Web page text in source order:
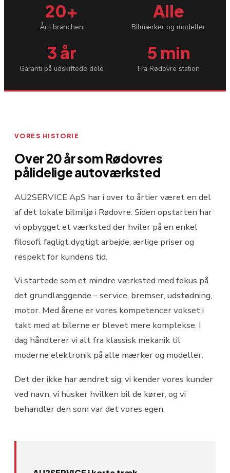
20+
År i branchen
Alle
Bilmærker og modeller
3 år
Garanti på udskiftede dele
5 min
Fra Rødovre station
VORES HISTORIE
Over 20 år som Rødovres
pålidelige autoværksted
AU2SERVICE ApS har i over to årtier været en del
af det lokale bilmiljø i Rødovre. Siden opstarten har
vi opbygget et værksted der hviler på en enkel
filosofi: fagligt dygtigt arbejde, ærlige priser og
respekt for kundens tid.
Vi startede som et mindre værksted med fokus på
det grundlæggende – service, bremser, udstødning,
motor. Med årene er vores kompetencer vokset i
takt med at bilerne er blevet mere komplekse. I
dag håndterer vi alt fra klassisk mekanik til
moderne elektronik på alle mærker og modeller.
Det der ikke har ændret sig: vi kender vores kunder
ved navn, vi husker hvilken bil de kører, og vi
behandler den som var det vores egen.